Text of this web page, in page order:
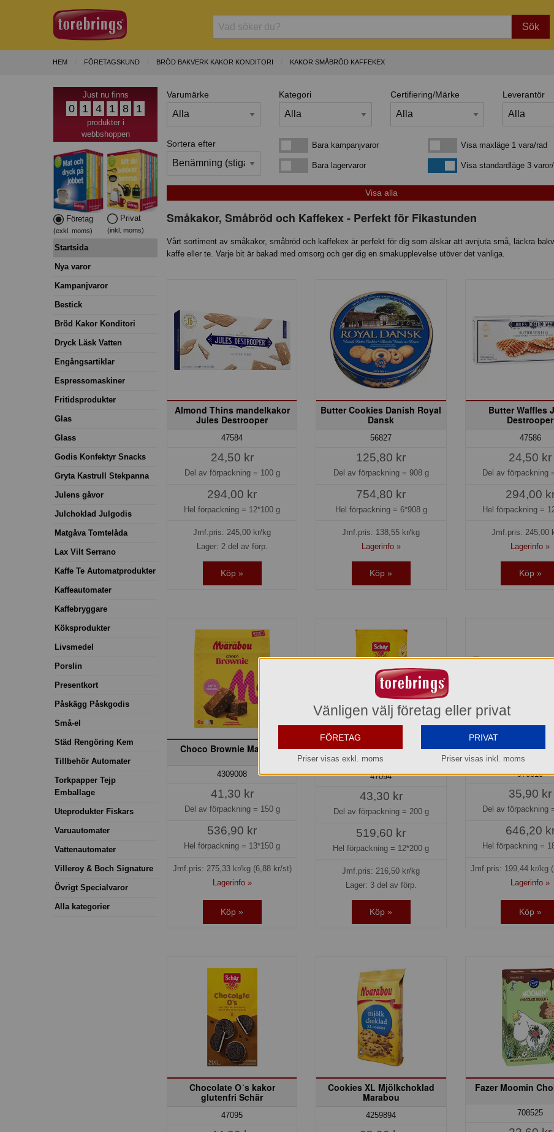
Sök
HEM FÖRETAGSKUND BRÖD BAKVERK KAKOR KONDITORI KAKOR SMÅBRÖD KAFFEKEX
Just nu finns
0 1 4 1 8 1
produkter i
webbshoppen
Företag
(exkl. moms)
Privat
(inkl. moms)
Startsida
Nya varor
Kampanjvaror
Bestick
Bröd Kakor Konditori
Dryck Läsk Vatten
Engångsartiklar
Espressomaskiner
Fritidsprodukter
Glas
Glass
Godis Konfektyr Snacks
Gryta Kastrull Stekpanna
Julens gåvor
Julchoklad Julgodis
Matgåva Tomtelåda
Lax Vilt Serrano
Kaffe Te Automatprodukter
Kaffeautomater
Kaffebryggare
Köksprodukter
Livsmedel
Porslin
Presentkort
Påskägg Påskgodis
Små-el
Städ Rengöring Kem
Tillbehör Automater
Torkpapper Tejp
Emballage
Uteprodukter Fiskars
Varuautomater
Vattenautomater
Villeroy & Boch Signature
Övrigt Specialvaror
Alla kategorier
Varumärke Kategori Certifiering/Märke Leverantör
Sortera efter Bara kampanjvarorBara kampanjvaror
Bara lagervarorBara lagervaror
Visa maxläge 1 vara/rad
Visa maxläge 1 vara/rad
Visa standardlägeVisa standardläge 3
Småkakor, Småbröd och Kaffekex - Perfekt för Fikastunden
Vårt sortiment av småkakor, småbröd och kaffekex är perfekt för dig som älskar att avnjuta små, läckra
kaffe eller te. Varje bit är bakad med omsorg och ger dig en smakupplevelse utöver det vanliga.
Almond Thins mandelkakor
Jules Destrooper
47584
24,50 kr
Del av förpackning = 100 g
294,00 kr
Hel förpackning = 12*100 g
Jmf.pris: 245,00 kr/kg
Lager: 2 del av förp.
Köp »
Butter Cookies Danish Royal
Dansk
56827
125,80 kr
Del av förpackning = 908 g
754,80 kr
Hel förpackning = 6*908 g
Jmf.pris: 138,55 kr/kg
Lagerinfo »
Köp »
Butter Waffles
Destrooper
47586
24,50 kr
Del av förpackning
294,00
Hel förpackning =
Jmf.pris: 245,00
Lagerinfo »
Köp »
Choco Brownie Marabou
4309008
41,30 kr
Del av förpackning = 150 g
536,90 kr
Hel förpackning = 13*150 g
Jmf.pris: 275,33kr/kg (6,88 kr/st)
Lagerinfo »
Köp »
Choco Chip Cookies
glutenfri Schär
47094
43,30 kr
Del av förpackning = 200 g
519,60 kr
Hel förpackning = 12*200 g
Jmf.pris: 216,50 kr/kg
Lager: 3 del av förp.
Köp »
Choco Moment
970610
35,90 kr
Del av förpackning
646,20
Hel förpackning =
Jmf.pris: 199,44 kr/kg
Lagerinfo »
Köp »
Chocolate O´s kakor
glutenfri Schär
47095
Cookies XL Mjölkchoklad
Marabou
4259894
Fazer Moomin
708525
Vänligen välj företag eller privat
FÖRETAG
Priser visas exkl. moms
PRIVAT
Priser visas inkl. moms